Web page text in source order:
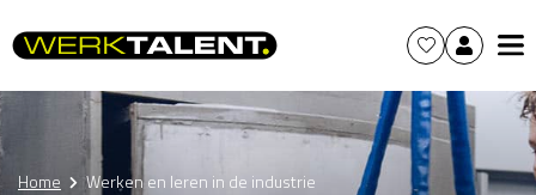
Home Werken en leren in de industrie